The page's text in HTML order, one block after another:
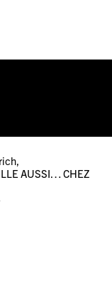
AUSSI… CHEZ